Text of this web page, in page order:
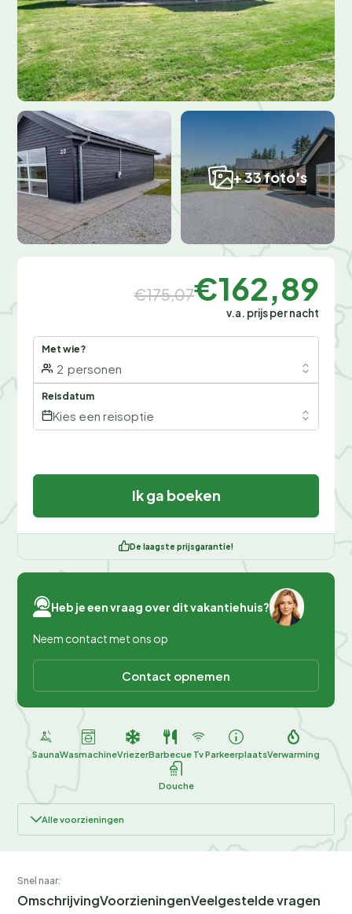
+ 33 foto's
€175,07€162,89
v.a. prijs per nacht
Met wie?
2 personen
Reisdatum
Kies een reisoptie
Ik ga boeken
De laagste prijsgarantie!
Heb je een vraag over dit vakantiehuis?
Neem contact met ons op
Contact opnemen
SaunaWasmachineVriezerBarbecue TvParkeerplaatsVerwarming
Douche
Alle voorzieningen
Snel naar:
OmschrijvingVoorzieningenVeelgestelde vragen